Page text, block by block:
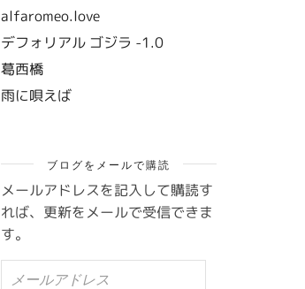
alfaromeo.love
デフォリアル ゴジラ -1.0
葛西橋
雨に唄えば
ブログをメールで購読
メールアドレスを記入して購読す
れば、更新をメールで受信できま
す。